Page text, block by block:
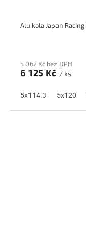
5 062 Kč bez DPH
6 125 Kč / ks
5x114.3 5x120